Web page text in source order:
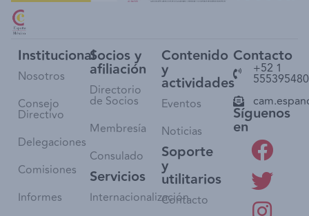
Institucional
Nosotros
Consejo
Directivo
Delegaciones
Comisiones
Informes
Socios y
afiliación
Directorio
de Socios
Membresía
Consulado
Servicios
Internacionalización
Contenido
y
actividades
Eventos
Noticias
Soporte
y
utilitarios
Contacto
Contacto
+52 1
Síguenos
en